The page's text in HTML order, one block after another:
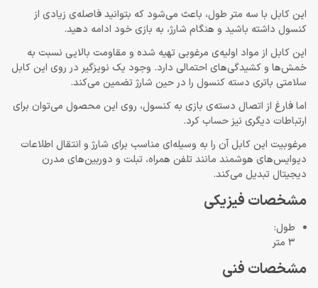
این کابل با سه متر طول، باعث می‌شود که بتوانید فاصله‌ی زیادی از
کنسول داشته باشید و هنگام شارژ، به بازی خود ادامه دهید.
این کابل از مواد اولیه‌ی مرغوبی تهیه شده و مقاومت بالایی نسبت به
خمش‌ها و کشیدگی‌های احتمالی دارد. وجود یک نویزگیر در روی این کابل
سلامتی باتری دسته کنسول را در حین شارژ تضمین می‌کند.
اما فارغ از اتصال دسته‌ی بازی به کنسول، روی این محصول می‌توان برای
ارتباطات دیگری نیز حساب کرد.
مرغوبیت این کابل آن را به وسیله‌ای مناسب برای شارژ و انتقال اطلاعات
دیوایس‌های هوشمند مانند تلفن همراه، تبلت و دوربین‌های مدرن
دیجیتال تبدیل می‌کند.
مشخصات فیزیکی
طول:
3 متر
مشخصات فنی